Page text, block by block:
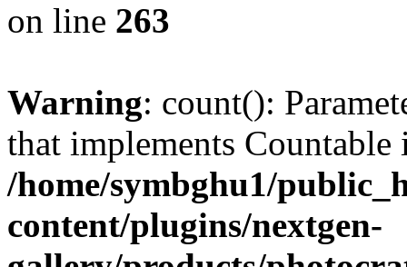
on line 263
Warning: count():
that implements Countable
/home/symbghu1/
content/plugins/nextgen-